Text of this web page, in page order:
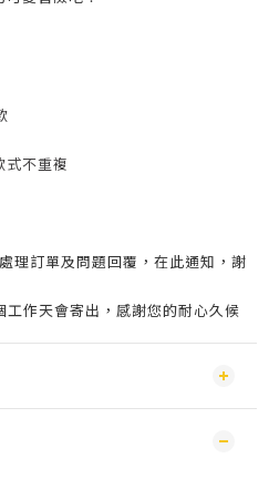
式不重複
理訂單及問題回覆，在此通知，謝
作天會寄出，感謝您的耐心久候